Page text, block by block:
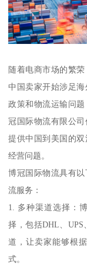
随着电商市场的繁
中国卖家开始涉足
政策和物流运输问
冠国际物流有限公
提供中国到美国的
经营问题。
博冠国际物流具有
流服务：
1. 多种渠道选择：
择，包括DHL、
道，让卖家能够根
式。